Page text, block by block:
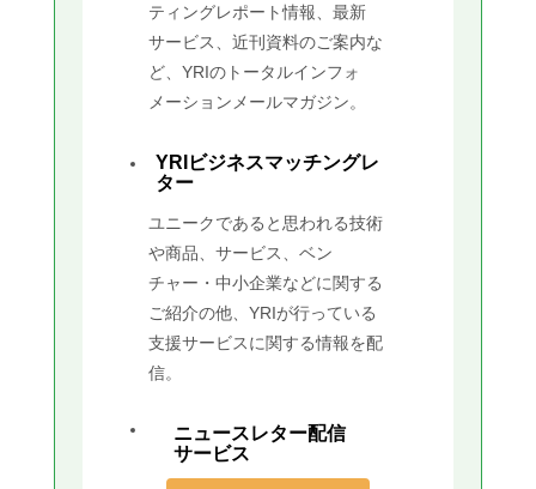
ティングレポート情報、最新
サービス、近刊資料のご案内な
ど、YRIのトータルインフォ
メーションメールマガジン。
YRIビジネスマッチングレ
ター
ユニークであると思われる技術
や商品、サービス、ベン
チャー・中小企業などに関する
ご紹介の他、YRIが行っている
支援サービスに関する情報を配
信。
ニュースレター配信
サービス